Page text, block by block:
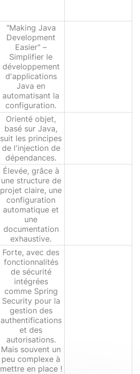
"Making Java
Development
Easier" –
Simplifier le
développement
d'applications
Java en
automatisant la
configuration.
Orienté objet,
basé sur Java,
suit les principes
de l'injection de
dépendances.
Élevée, grâce à
une structure de
projet claire, une
configuration
automatique et
une
documentation
exhaustive.
Forte, avec des
fonctionnalités
de sécurité
intégrées
comme Spring
Security pour la
gestion des
authentifications
et des
autorisations.
Mais souvent un
peu complexe à
mettre en place !